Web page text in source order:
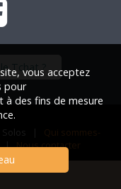
Tchat ?
Solos | Qui sommes-
Nous contacter
vous acceptez
pour
à des fins de mesure